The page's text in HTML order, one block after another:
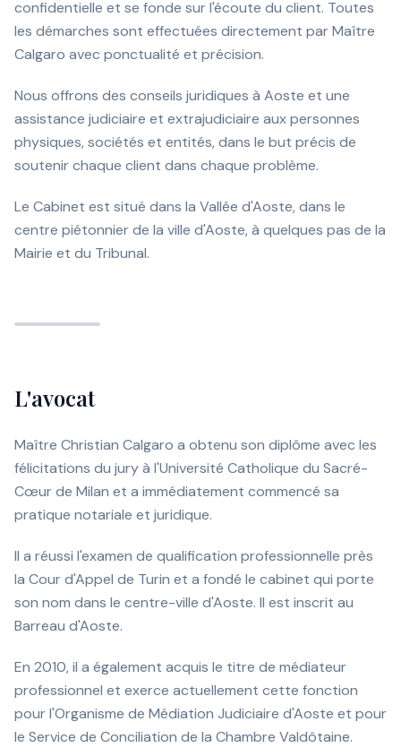
confidentielle et se fonde sur l'écoute du client. Toutes
les démarches sont effectuées directement par Maître
Calgaro avec ponctualité et précision.
Nous offrons des conseils juridiques à Aoste et une
assistance judiciaire et extrajudiciaire aux personnes
physiques, sociétés et entités, dans le but précis de
soutenir chaque client dans chaque problème.
Le Cabinet est situé dans la Vallée d'Aoste, dans le
centre piétonnier de la ville d'Aoste, à quelques pas de la
Mairie et du Tribunal.
L'avocat
Maître Christian Calgaro a obtenu son diplôme avec les
félicitations du jury à l'Université Catholique du Sacré-
Cœur de Milan et a immédiatement commencé sa
pratique notariale et juridique.
Il a réussi l'examen de qualification professionnelle près
la Cour d'Appel de Turin et a fondé le cabinet qui porte
son nom dans le centre-ville d'Aoste. Il est inscrit au
Barreau d'Aoste.
En 2010, il a également acquis le titre de médiateur
professionnel et exerce actuellement cette fonction
pour l'Organisme de Médiation Judiciaire d'Aoste et pour
le Service de Conciliation de la Chambre Valdôtaine.